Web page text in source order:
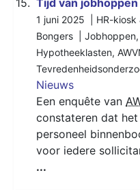
1 juni 2025 | HR-kiosk
Bongers | Jobhoppen,
Hypotheeklasten,
Nieuws
Een enquête van
constateren dat
personeel
voor iedere
...